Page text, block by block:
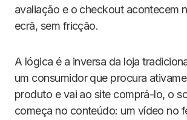
avaliação e o checkout acontecem
ecrã, sem fricção.
A lógica é a inversa da loja
um consumidor que procura
produto e vai ao site comprá-lo, o
começa no conteúdo: um vídeo no